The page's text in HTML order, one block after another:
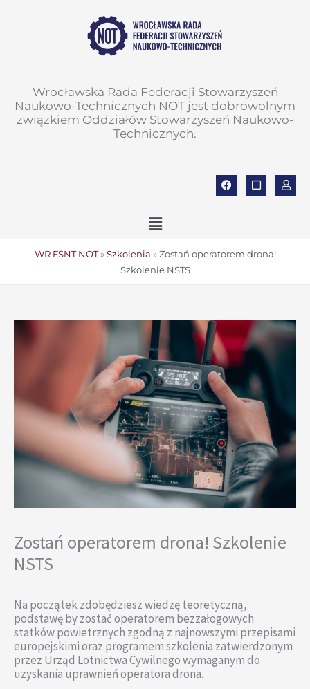
Wrocławska Rada Federacji Stowarzyszeń
Naukowo-Technicznych NOT jest dobrowolnym
związkiem Oddziałów Stowarzyszeń Naukowo-
Technicznych.
F
a
c
k
S
q
u
U
s
e
Main
Menu
WR FSNT NOT»Szkolenia »Zostań operatorem drona!
Szkolenie NSTS
Zostań operatorem drona! Szkolenie
NSTS
Na początek zdobędziesz wiedzę teoretyczną,
podstawę by zostać operatorem bezzałogowych
statków powietrznych zgodną z najnowszymi przepisami
europejskimi oraz programem szkolenia zatwierdzonym
przez Urząd Lotnictwa Cywilnego wymaganym do
uzyskania uprawnień operatora drona.